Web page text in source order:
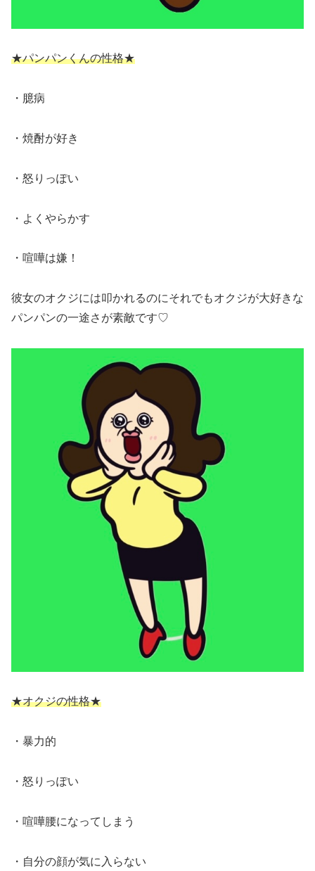
★パンパンくんの性格★
・臆病
・焼酎が好き
・怒りっぽい
・よくやらかす
・喧嘩は嫌！
彼女のオクジには叩かれるのにそれでもオクジが大好きな
パンパンの一途さが素敵です♡
★オクジの性格★
・暴力的
・怒りっぽい
・喧嘩腰になってしまう
・自分の顔が気に入らない